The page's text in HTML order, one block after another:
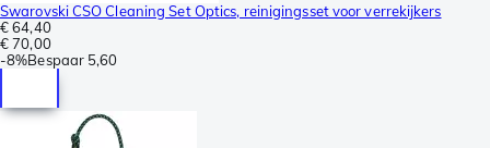
Swarovski CSO Cleaning Set Optics, reinigingsset voor verrekijkers
€ 64,40
€ 70,00
-8%Bespaar 5,60